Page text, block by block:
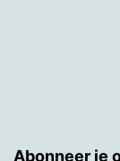
Abonneer je